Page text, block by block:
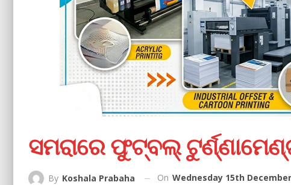
ସମରାରେ ଫୁଟ୍‌ବଲ୍‌
By Koshala Prabaha On Wednesday 15th